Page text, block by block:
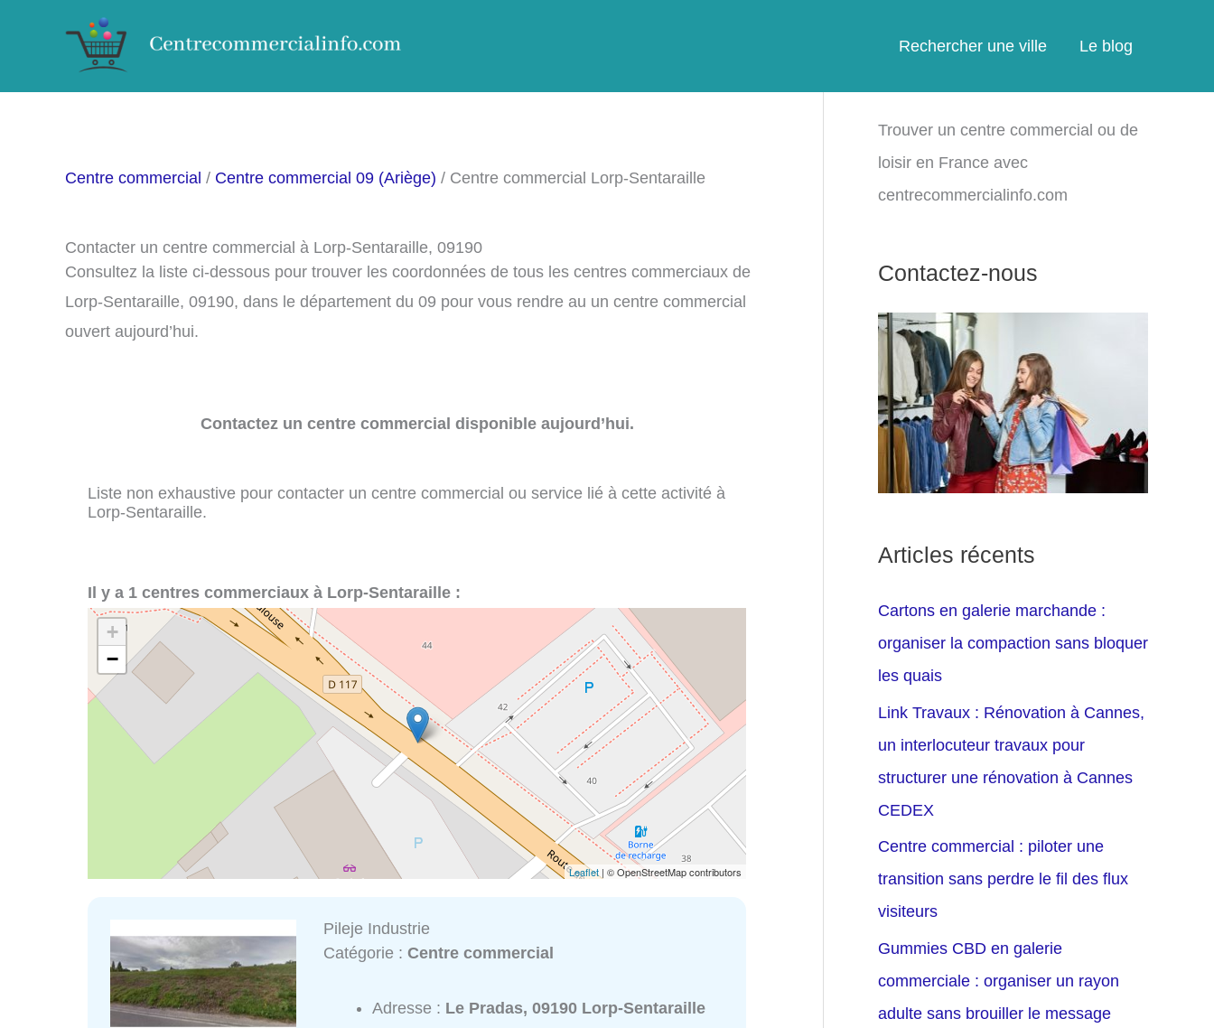
Rechercher une ville Le blog
Centre commercial / Centre commercial 09 (Ariège) / Centre commercial Lorp-Sentaraille
Contacter un centre commercial à Lorp-Sentaraille, 09190
Consultez la liste ci-dessous pour trouver les coordonnées de tous les centres commerciaux de
Lorp-Sentaraille, 09190, dans le département du 09 pour vous rendre au un centre commercial
ouvert aujourd’hui.
Contactez un centre commercial disponible aujourd’hui.
Liste non exhaustive pour contacter un centre commercial ou service lié à cette activité à
Lorp-Sentaraille.
Il y a 1 centres commerciaux à Lorp-Sentaraille :
+
−
Leaflet | © OpenStreetMap contributors
Pileje Industrie
Catégorie :Centre commercial
Adresse : Le Pradas, 09190 Lorp-Sentaraille
Trouver un centre commercial ou de
loisir en France avec
centrecommercialinfo.com
Contactez-nous
Articles récents
Cartons en galerie marchande :
organiser la compaction sans bloquer
les quais
Link Travaux : Rénovation à Cannes,
un interlocuteur travaux pour
structurer une rénovation à Cannes
CEDEX
Centre commercial : piloter une
transition sans perdre le fil des flux
visiteurs
Gummies CBD en galerie
commerciale : organiser un rayon
adulte sans brouiller le message